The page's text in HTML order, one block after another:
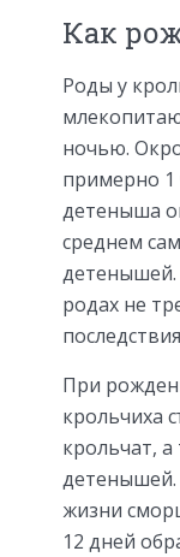
Как
Роды у
ночью.
примерно 1
детеныша
среднем
родах не
При
крольчиха
крольчат,
детенышей.
жизни
12 дней